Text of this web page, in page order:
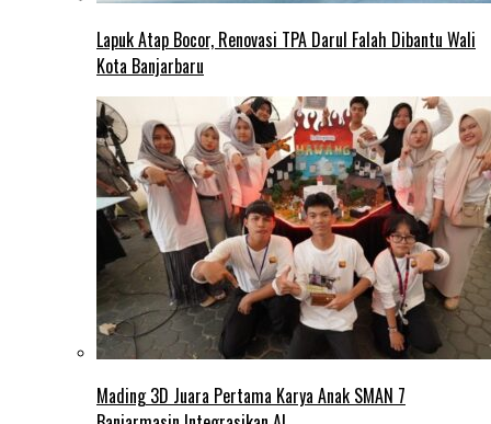
Lapuk Atap Bocor, Renovasi TPA Darul Falah Dibantu Wali
Kota Banjarbaru
Mading 3D Juara Pertama Karya Anak SMAN 7